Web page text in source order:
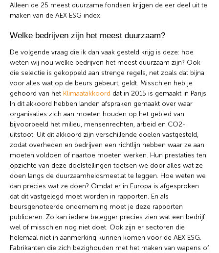
Alleen de 25 meest duurzame fondsen krijgen de eer deel uit te
maken van de AEX ESG index.
Welke bedrijven zijn het meest duurzaam?
De volgende vraag die ik dan vaak gesteld krijg is deze: hoe
weten wij nou welke bedrijven het meest duurzaam zijn? Ook
die selectie is gekoppeld aan strenge regels, net zoals dat bijna
voor alles wat op de beurs gebeurt, geldt. Misschien heb je
gehoord van het Klimaatakkoord dat in 2015 is gemaakt in Parijs.
In dit akkoord hebben landen afspraken gemaakt over waar
organisaties zich aan moeten houden op het gebied van
bijvoorbeeld het milieu, mensenrechten, arbeid en CO2-
uitstoot. Uit dit akkoord zijn verschillende doelen vastgesteld,
zodat overheden en bedrijven een richtlijn hebben waar ze aan
moeten voldoen of naartoe moeten werken. Hun prestaties ten
opzichte van deze doelstellingen toetsen we door alles wat ze
doen langs de duurzaamheidsmeetlat te leggen. Hoe weten we
dan precies wat ze doen? Omdat er in Europa is afgesproken
dat dit vastgelegd moet worden in rapporten. En als
beursgenoteerde onderneming moet je deze rapporten
publiceren. Zo kan iedere belegger precies zien wat een bedrijf
wel of misschien nog niet doet. Ook zijn er sectoren die
helemaal niet in aanmerking kunnen komen voor de AEX ESG.
Fabrikanten die zich bezighouden met het maken van wapens of